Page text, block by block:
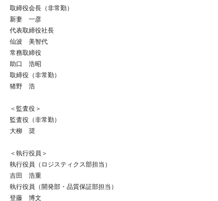
取締役会長（非常勤）
新妻 一彦
代表取締役社長
仙波 美智代
常務取締役
助口 浩昭
取締役（非常勤）
猪野 浩
＜監査役＞
監査役（非常勤）
大柳 奨
＜執行役員＞
執行役員（ロジスティクス部担当）
吉田 浩重
執行役員（開発部・品質保証部担当）
登藤 博文